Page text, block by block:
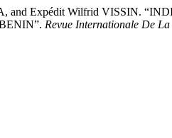
and Expédit Wilfrid VISSIN.
Revue Internationale De